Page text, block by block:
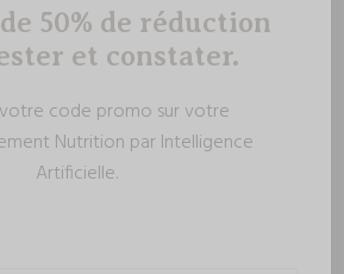
50% de réduction
et constater.
code promo sur votre
Nutrition par Intelligence
Artificielle.